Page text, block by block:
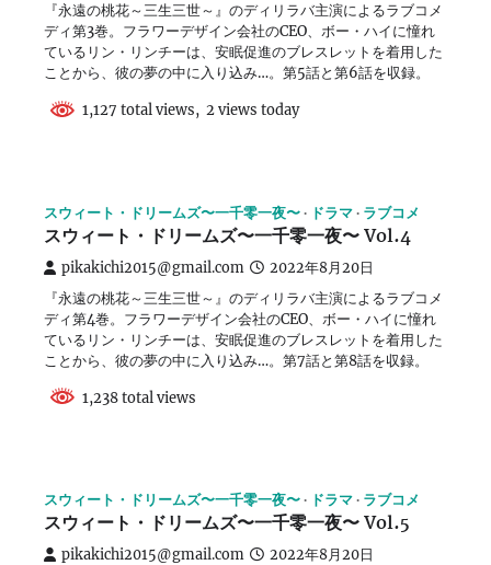
『永遠の桃花～三生三世～』のディリラバ主演によるラブコメ
ディ第3巻。フラワーデザイン会社のCEO、ボー・ハイに憧れ
ているリン・リンチーは、安眠促進のブレスレットを着用した
ことから、彼の夢の中に入り込み…。第5話と第6話を収録。
1,127 total views, 2 views today
スウィート・ドリームズ〜一千零一夜〜 ドラマ ラブコメ
スウィート・ドリームズ〜一千零一夜〜 Vol.4
pikakichi2015@gmail.com 2022年8月20日
『永遠の桃花～三生三世～』のディリラバ主演によるラブコメ
ディ第4巻。フラワーデザイン会社のCEO、ボー・ハイに憧れ
ているリン・リンチーは、安眠促進のブレスレットを着用した
ことから、彼の夢の中に入り込み…。第7話と第8話を収録。
1,238 total views
スウィート・ドリームズ〜一千零一夜〜 ドラマ ラブコメ
スウィート・ドリームズ〜一千零一夜〜 Vol.5
pikakichi2015@gmail.com 2022年8月20日